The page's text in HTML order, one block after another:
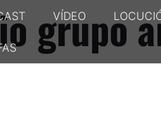
VÍDEO
grupo